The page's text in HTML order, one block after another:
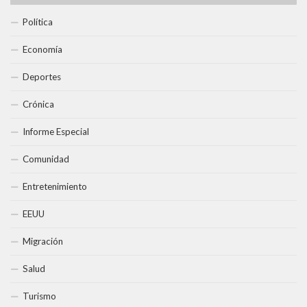
Política
Economía
Deportes
Crónica
Informe Especial
Comunidad
Entretenimiento
EEUU
Migración
Salud
Turismo